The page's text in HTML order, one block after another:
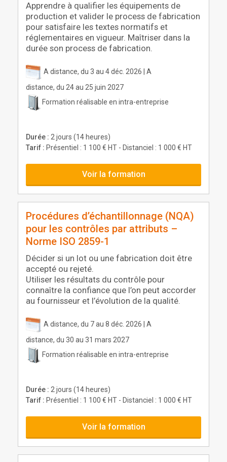
Apprendre à qualifier les équipements de
production et valider le process de fabrication
pour satisfaire les textes normatifs et
réglementaires en vigueur. Maîtriser dans la
durée son process de fabrication.
A distance, du 3 au 4 déc. 2026 | A
distance, du 24 au 25 juin 2027
Formation réalisable en intra-entreprise
Durée : 2 jours (14 heures)
Tarif : Présentiel : 1 100 € HT - Distanciel : 1 000 € HT
Voir la formation
Procédures d’échantillonnage (NQA)
pour les contrôles par attributs –
Norme ISO 2859-1
Décider si un lot ou une fabrication doit être
accepté ou rejeté.
Utiliser les résultats du contrôle pour
connaître la confiance que l’on peut accorder
au fournisseur et l’évolution de la qualité.
A distance, du 7 au 8 déc. 2026 | A
distance, du 30 au 31 mars 2027
Formation réalisable en intra-entreprise
Durée : 2 jours (14 heures)
Tarif : Présentiel : 1 100 € HT - Distanciel : 1 000 € HT
Voir la formation